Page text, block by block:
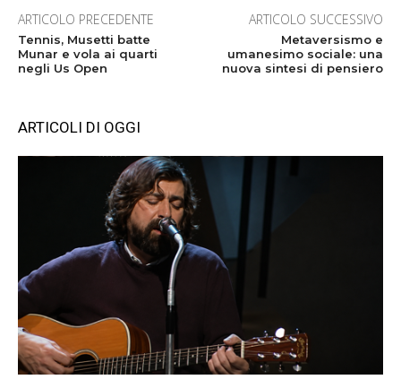
ARTICOLO PRECEDENTE
Tennis, Musetti batte
Munar e vola ai quarti
negli Us Open
ARTICOLO SUCCESSIVO
Metaversismo e
umanesimo sociale: una
nuova sintesi di pensiero
ARTICOLI DI OGGI